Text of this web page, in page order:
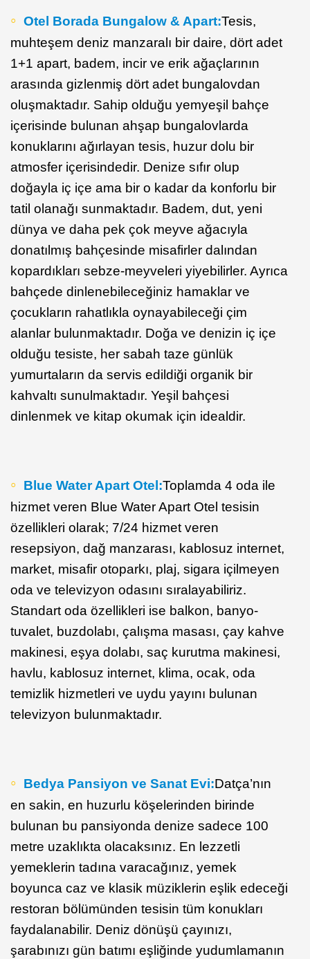
Otel Borada Bungalow & Apart:Tesis,
muhteşem deniz manzaralı bir daire, dört adet
1+1 apart, badem, incir ve erik ağaçlarının
arasında gizlenmiş dört adet bungalovdan
oluşmaktadır. Sahip olduğu yemyeşil bahçe
içerisinde bulunan ahşap bungalovlarda
konuklarını ağırlayan tesis, huzur dolu bir
atmosfer içerisindedir. Denize sıfır olup
doğayla iç içe ama bir o kadar da konforlu bir
tatil olanağı sunmaktadır. Badem, dut, yeni
dünya ve daha pek çok meyve ağacıyla
donatılmış bahçesinde misafirler dalından
kopardıkları sebze-meyveleri yiyebilirler. Ayrıca
bahçede dinlenebileceğiniz hamaklar ve
çocukların rahatlıkla oynayabileceği çim
alanlar bulunmaktadır. Doğa ve denizin iç içe
olduğu tesiste, her sabah taze günlük
yumurtaların da servis edildiği organik bir
kahvaltı sunulmaktadır. Yeşil bahçesi
dinlenmek ve kitap okumak için idealdir.
Blue Water Apart Otel:Toplamda 4 oda ile
hizmet veren Blue Water Apart Otel tesisin
özellikleri olarak; 7/24 hizmet veren
resepsiyon, dağ manzarası, kablosuz internet,
market, misafir otoparkı, plaj, sigara içilmeyen
oda ve televizyon odasını sıralayabiliriz.
Standart oda özellikleri ise balkon, banyo-
tuvalet, buzdolabı, çalışma masası, çay kahve
makinesi, eşya dolabı, saç kurutma makinesi,
havlu, kablosuz internet, klima, ocak, oda
temizlik hizmetleri ve uydu yayını bulunan
televizyon bulunmaktadır.
Bedya Pansiyon ve Sanat Evi:Datça’nın
en sakin, en huzurlu köşelerinden birinde
bulunan bu pansiyonda denize sadece 100
metre uzaklıkta olacaksınız. En lezzetli
yemeklerin tadına varacağınız, yemek
boyunca caz ve klasik müziklerin eşlik edeceği
restoran bölümünden tesisin tüm konukları
faydalanabilir. Deniz dönüşü çayınızı,
şarabınızı gün batımı eşliğinde yudumlamanın